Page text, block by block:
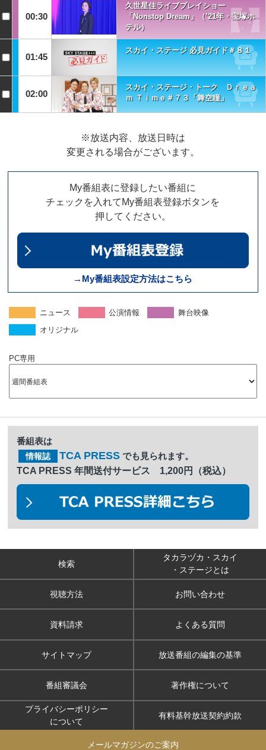
00:30
久世星佳ライブプレイショー
「Nonstop Dream」（’21年・宝塚ホ
テル）
01:45
スカイ・ステージ 必見ガイド＃８１
02:00
スカイ・ステージ・トーク Ｄｒｅａ
ｍ Ｔｉｍｅ＃７３「舞空瞳」
※放送内容、放送日時は
変更される場合がございます。
My番組表に登録したい番組に
チェックを入れてMy番組表登録ボタンを
押してください。
→My番組表設定方法はこちら
ニュース 公演情報
舞台映像
オリジナル
PC専用
番組表は
情報誌 TCA PRESS でも見られます。
TCA PRESS 年間送付サービス 1,200円（税込）
検索
タカラヅカ・スカイ
・ステージとは
視聴方法 お問い合わせ
資料請求 よくある質問
サイトマップ 放送番組の編集の基準
番組審議会 著作権について
プライバシーポリシー
について
有料基幹放送契約約款
メールマガジンのご案内